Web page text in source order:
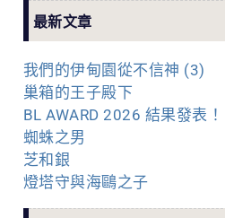
最新文章
我們的伊甸園從不信神 (3)
巢箱的王子殿下
BL AWARD 2026 結果發表！
蜘蛛之男
芝和銀
燈塔守與海鷗之子